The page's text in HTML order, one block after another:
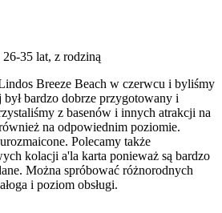
26-35 lat, z rodziną
Breeze Beach w czerwcu i byliśmy
bardzo dobrze przygotowany i
z basenów i innych atrakcji na
na odpowiednim poziomie.
Polecamy także
kolacji a'la karta ponieważ są bardzo
Można spróbować różnorodnych
i poziom obsługi.